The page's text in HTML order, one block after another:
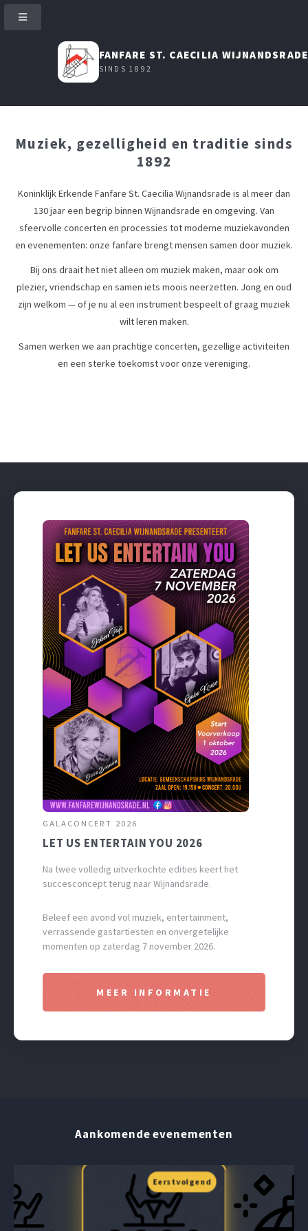
FANFARE ST. CAECILIA WIJNANDSRADE
SINDS 1892
Muziek, gezelligheid en traditie sinds
1892
Koninklijk Erkende Fanfare St. Caecilia Wijnandsrade is al meer dan
130 jaar een begrip binnen Wijnandsrade en omgeving. Van
sfeervolle concerten en processies tot moderne muziekavonden
en evenementen: onze fanfare brengt mensen samen door muziek.
Bij ons draait het niet alleen om muziek maken, maar ook om
plezier, vriendschap en samen iets moois neerzetten. Jong en oud
zijn welkom — of je nu al een instrument bespeelt of graag muziek
wilt leren maken.
Samen werken we aan prachtige concerten, gezellige activiteiten
en een sterke toekomst voor onze vereniging.
GALACONCERT 2026
LET US ENTERTAIN YOU 2026
Na twee volledig uitverkochte edities keert het
succesconcept terug naar Wijnandsrade.
Beleef een avond vol muziek, entertainment,
verrassende gastartiesten en onvergetelijke
momenten op zaterdag 7 november 2026.
MEER INFORMATIE
Aankomende evenementen